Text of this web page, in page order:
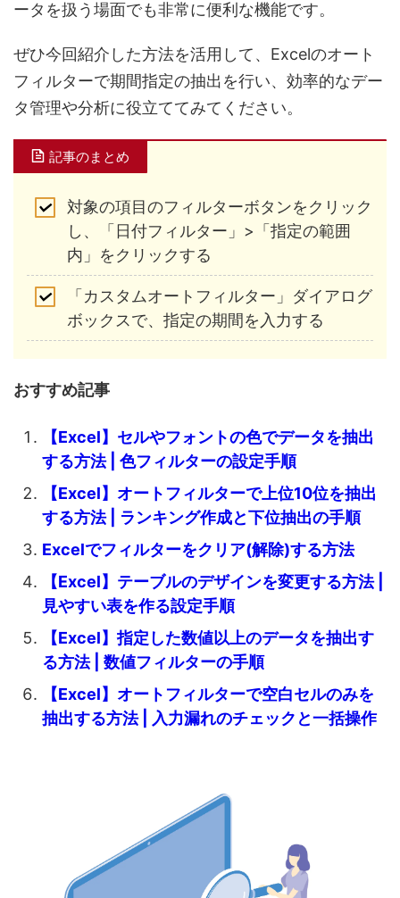
ータを扱う場面でも非常に便利な機能です。
ぜひ今回紹介した方法を活用して、 Excelのオート
フィルターで期間指定の抽出を行い、効率的なデー
タ管理や分析に役立ててみてください。
記事のまとめ
対象の項目のフィルターボタンをクリック
し、「日付フィルター」>「指定の範囲
内」をクリックする
「カスタムオートフィルター」ダイアログ
ボックスで、指定の期間を入力する
おすすめ記事
【Excel】セルやフォントの色でデータを抽出
する方法 | 色フィルターの設定手順
【Excel】オートフィルターで上位10位を抽出
する方法 | ランキング作成と下位抽出の手順
Excelでフィルターをクリア(解除)する方法
【Excel】テーブルのデザインを変更する方法 |
見やすい表を作る設定手順
【Excel】指定した数値以上のデータを抽出す
る方法 | 数値フィルターの手順
【Excel】オートフィルターで空白セルのみを
抽出する方法 | 入力漏れのチェックと一括操作